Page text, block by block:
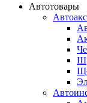
Автотовары